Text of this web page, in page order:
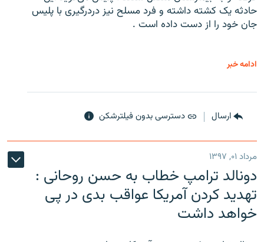
حادثه یک کشته داشته و فرد مسلح نیز دردرگیری با پلیس
جان خود را از دست داده است .
ادامه خبر
ارسال دسترسی بدون فیلترشکن
مرداد ۰۱, ۱۳۹۷
دونالد ترامپ خطاب به حسن روحانی :
تهدید کردن آمریکا عواقب بدی در پی
خواهد داشت